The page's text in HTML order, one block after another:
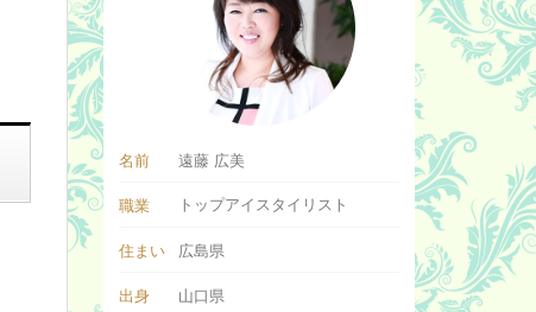
名前
遠藤 広美
職業
トップアイスタイリスト
住まい
広島県
出身
山口県